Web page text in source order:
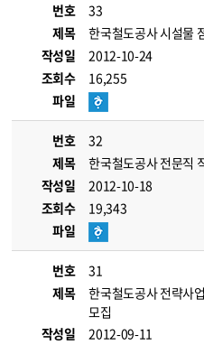
번호
33
제목
한국철도공사 시설물
작성일
2012-10-24
조회수
16,255
파일
번호
32
제목
한국철도공사 전문직
작성일
2012-10-18
조회수
19,343
파일
번호
31
제목
한국철도공사 전략사
모집
작성일
2012-09-11